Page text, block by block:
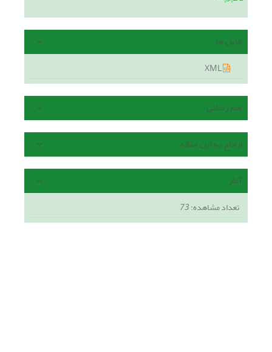
فایل ها
هم رسانی
ارجاع به این مقاله
آمار
تعداد مشاهده:73